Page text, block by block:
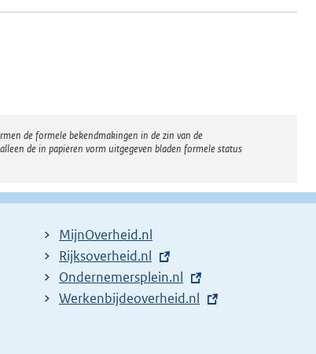
de formele bekendmakingen in de zin van de
de in papieren vorm uitgegeven bladen formele status
MijnOverheid.nl
E
x
t
Rijksoverheid.nl
E
x
Ondernemersplein.nl
E
Werkenbijdeoverheid.nl